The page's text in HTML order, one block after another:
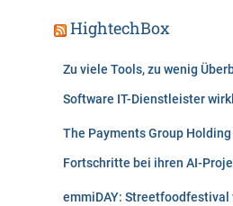
HightechBox
Zu viele Tools, zu wenig
Software IT-Dienstleister
The Payments Group
Fortschritte bei ihren AI-
emmiDAY: Streetfoodfestival